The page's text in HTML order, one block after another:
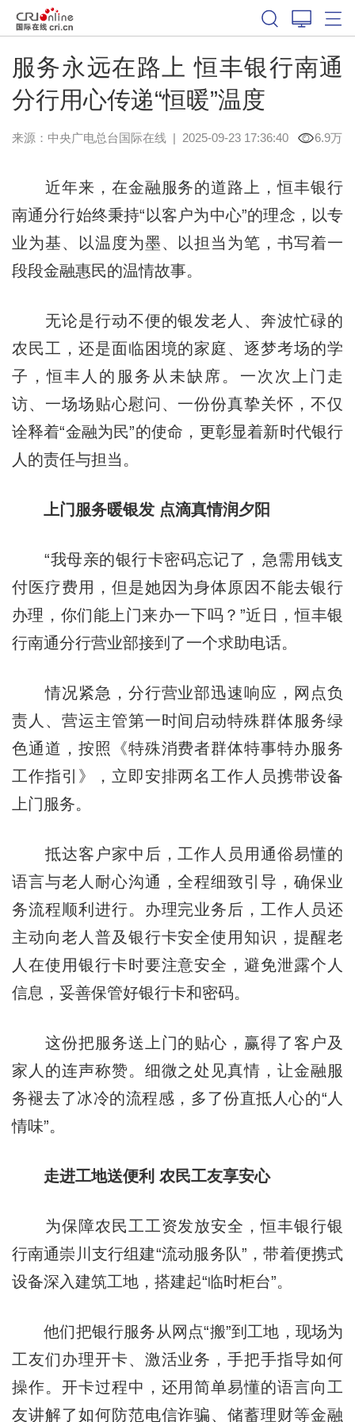
服务永远在路上 恒丰银行南通
分行用心传递“恒暖”温度
来源：中央广电总台国际在线| 2025-09-23 17:36:40 6.9万
近年来，在金融服务的道路上，恒丰银行
南通分行始终秉持“以客户为中心”的理念，以专
业为基、以温度为墨、以担当为笔，书写着一
段段金融惠民的温情故事。
无论是行动不便的银发老人、奔波忙碌的
农民工，还是面临困境的家庭、逐梦考场的学
子，恒丰人的服务从未缺席。一次次上门走
访、一场场贴心慰问、一份份真挚关怀，不仅
诠释着“金融为民”的使命，更彰显着新时代银行
人的责任与担当。
上门服务暖银发 点滴真情润夕阳
“我母亲的银行卡密码忘记了，急需用钱支
付医疗费用，但是她因为身体原因不能去银行
办理，你们能上门来办一下吗？”近日，恒丰银
行南通分行营业部接到了一个求助电话。
情况紧急，分行营业部迅速响应，网点负
责人、营运主管第一时间启动特殊群体服务绿
色通道，按照《特殊消费者群体特事特办服务
工作指引》，立即安排两名工作人员携带设备
上门服务。
抵达客户家中后，工作人员用通俗易懂的
语言与老人耐心沟通，全程细致引导，确保业
务流程顺利进行。办理完业务后，工作人员还
主动向老人普及银行卡安全使用知识，提醒老
人在使用银行卡时要注意安全，避免泄露个人
信息，妥善保管好银行卡和密码。
这份把服务送上门的贴心，赢得了客户及
家人的连声称赞。细微之处见真情，让金融服
务褪去了冰冷的流程感，多了份直抵人心的“人
情味”。
走进工地送便利 农民工友享安心
为保障农民工工资发放安全，恒丰银行银
行南通崇川支行组建“流动服务队”，带着便携式
设备深入建筑工地，搭建起“临时柜台”。
他们把银行服务从网点“搬”到工地，现场为
工友们办理开卡、激活业务，手把手指导如何
操作。开卡过程中，还用简单易懂的语言向工
友讲解了如何防范电信诈骗、储蓄理财等金融